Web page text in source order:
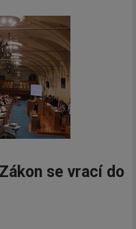
se vrací do